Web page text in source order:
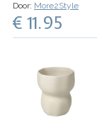
Door: More2Style
€ 11.95